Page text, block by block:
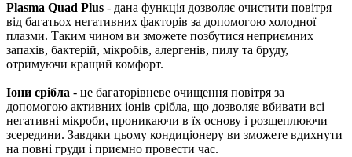
Plasma Quad Plus - дана функція дозволяє очистити повітря
від багатьох негативних факторів за допомогою холодної
плазми. Таким чином ви зможете позбутися неприємних
запахів, бактерій, мікробів, алергенів, пилу та бруду,
отримуючи кращий комфорт.
Іони срібла - це багаторівневе очищення повітря за
допомогою активних іонів срібла, що дозволяє вбивати всі
негативні мікроби, проникаючи в їх основу і розщеплюючи
зсередини. Завдяки цьому кондиціонеру ви зможете вдихнути
на повні груди і приємно провести час.